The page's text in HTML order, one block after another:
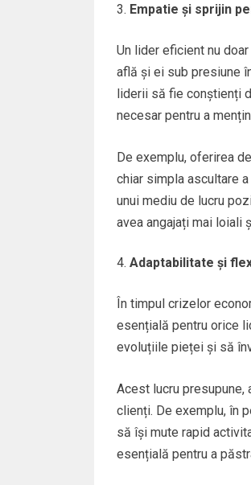
Empatie și sprijin
Un lider eficient nu
află și ei sub presiune
liderii să fie conștienți
necesar pentru a
De exemplu, oferirea
chiar simpla ascultare
unui mediu de lucru
avea angajați mai loiali
Adaptabilitate și
În timpul crizelor
esențială pentru orice
evoluțiile pieței și să
Acest lucru presupune,
clienți. De exemplu, în
să își mute rapid
esențială pentru a